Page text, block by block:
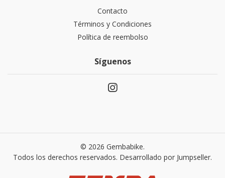
Contacto
Términos y Condiciones
Política de reembolso
Síguenos
© 2026 Gembabike.
Todos los derechos reservados. Desarrollado por Jumpseller.